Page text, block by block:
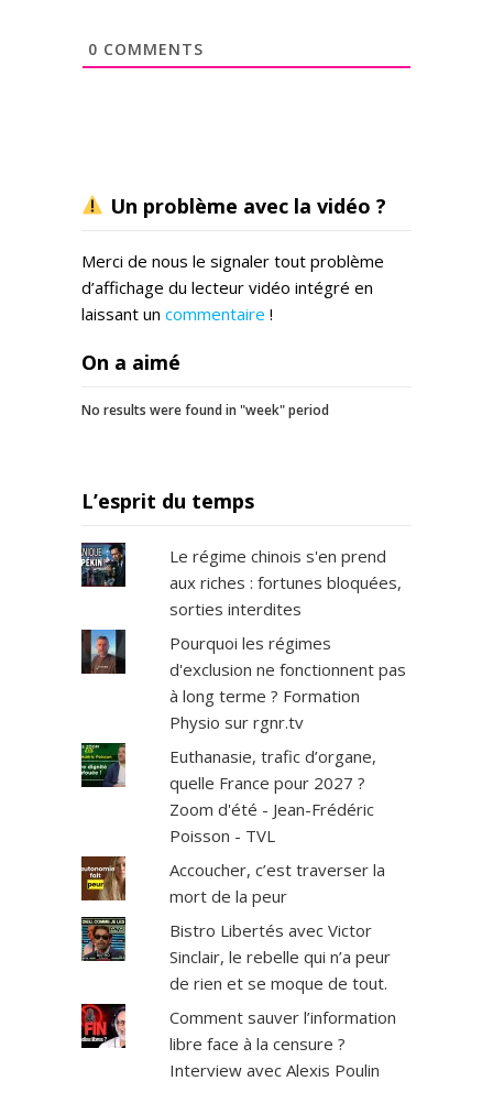
0 COMMENTS
Un problème avec la vidéo ?
Merci de nous le signaler tout problème
d’affichage du lecteur vidéo intégré en
laissant un commentaire !
On a aimé
No results were found in "week" period
L’esprit du temps
Le régime chinois s'en prend
aux riches : fortunes bloquées,
sorties interdites
Pourquoi les régimes
d'exclusion ne fonctionnent pas
à long terme ? Formation
Physio sur rgnr.tv
Euthanasie, trafic d’organe,
quelle France pour 2027 ?
Zoom d'été - Jean-Frédéric
Poisson - TVL
Accoucher, c’est traverser la
mort de la peur
Bistro Libertés avec Victor
Sinclair, le rebelle qui n’a peur
de rien et se moque de tout.
Comment sauver l’information
libre face à la censure ?
Interview avec Alexis Poulin